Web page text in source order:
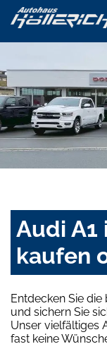
Audi A1
kaufen
Entdecken Sie
und sichern Sie
Unser vielfältiges
fast keine